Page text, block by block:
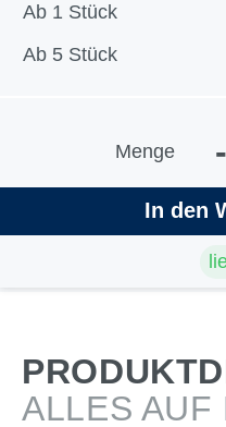
Ab 1 Stück
Ab 5 Stück
Menge -
In den
ALLES AUF